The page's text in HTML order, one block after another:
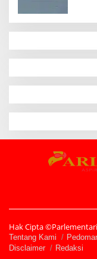
Hak Cipta
Tentang Kami
Disclaimer
Redaksi